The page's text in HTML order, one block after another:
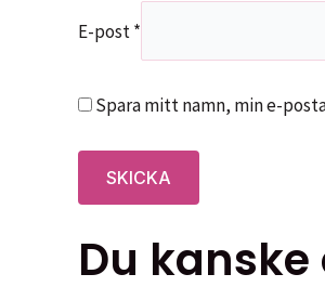
E-post*
Spara mitt namn, min e-
Du